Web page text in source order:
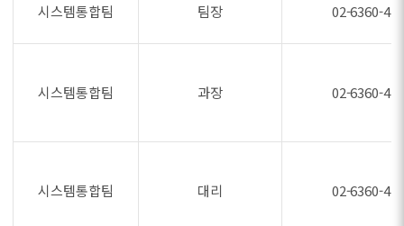
시스템통합팀 팀장 02-6360-
시스템통합팀 과장 02-6360-
시스템통합팀 대리 02-6360-